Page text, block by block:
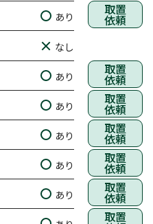
あり 取置
依頼
なし
あり 取置
依頼
あり 取置
依頼
あり 取置
依頼
あり 取置
依頼
あり 取置
依頼
取置